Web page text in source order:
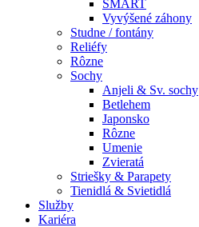
SMART
Vyvýšené záhony
Studne / fontány
Reliéfy
Rôzne
Sochy
Anjeli & Sv. sochy
Betlehem
Japonsko
Rôzne
Umenie
Zvieratá
Striešky & Parapety
Tienidlá & Svietidlá
Služby
Kariéra